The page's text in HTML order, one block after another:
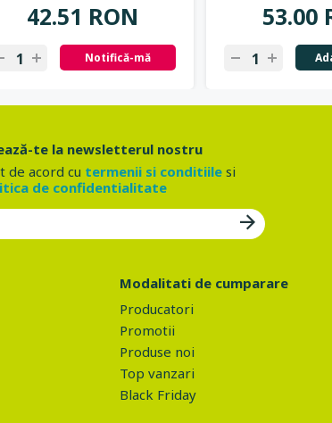
42.51 RON
Notifică-mă
53.00
te la newsletterul nostru
de acord cu termenii si conditiilesi
de confidentialitate
Modalitati de cumparare
Producatori
Promotii
Produse noi
Top vanzari
Black Friday